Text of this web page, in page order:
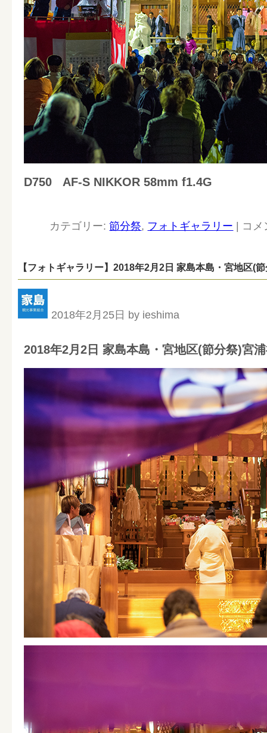
D750 AF-S NIKKOR 58mm f1.4G
カテゴリー:節分祭, フォトギャラリー | コ
【フォトギャラリー】2018年2月2日 家島本島・宮地区(
2018年2月25日 by ieshima
2018年2月2日 家島本島・宮地区(節分祭)宮